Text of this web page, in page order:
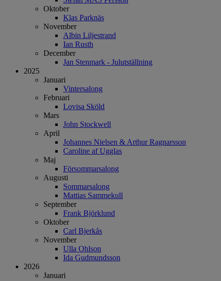
Oktober
Klas Parknäs
November
Albin Liljestrand
Ian Rusth
December
Jan Stenmark - Julutställning
2025
Januari
Vintersalong
Februari
Lovisa Sköld
Mars
John Stockwell
April
Johannes Nielsen & Arthur Ragnarsson
Caroline af Ugglas
Maj
Försommarsalong
Augusti
Sommarsalong
Mattias Sammekull
September
Frank Björklund
Oktober
Carl Bjerkås
November
Ulla Ohlson
Ida Gudmundsson
2026
Januari